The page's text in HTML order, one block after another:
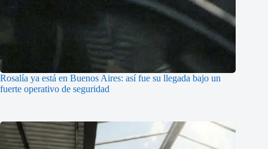
Rosalía ya está en Buenos Aires: así fue su llegada bajo un
fuerte operativo de seguridad